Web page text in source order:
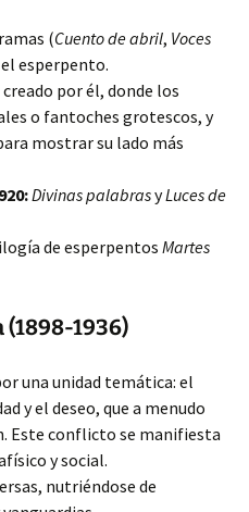
(Cuento de abril, Voces
esperpento.
por él, donde los
o fantoches grotescos, y
mostrar su lado más
Divinas palabrasyLuces de
de esperpentos Martes
(1898-1936)
una unidad temática: el
y el deseo, que a menudo
Este conflicto se manifiesta
y social.
nutriéndose de